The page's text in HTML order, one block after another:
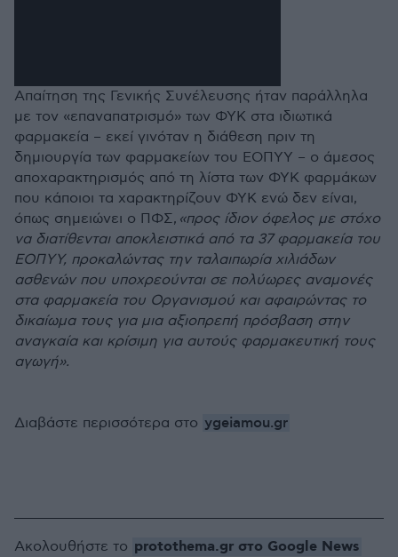
Απαίτηση της Γενικής Συνέλευσης ήταν παράλληλα
με τον «επαναπατρισμό» των ΦΥΚ στα ιδιωτικά
φαρμακεία – εκεί γινόταν η διάθεση πριν τη
δημιουργία των φαρμακείων του ΕΟΠΥΥ – ο άμεσος
αποχαρακτηρισμός από τη λίστα των ΦΥΚ φαρμάκων
που κάποιοι τα χαρακτηρίζουν ΦΥΚ ενώ δεν είναι,
όπως σημειώνει ο ΠΦΣ, «προς ίδιον όφελος με στόχο
να διατίθενται αποκλειστικά από τα 37 φαρμακεία του
ΕΟΠΥΥ, προκαλώντας την ταλαιπωρία χιλιάδων
ασθενών που υποχρεούνται σε πολύωρες αναμονές
στα φαρμακεία του Οργανισμού και αφαιρώντας το
δικαίωμα τους για μια αξιοπρεπή πρόσβαση στην
αναγκαία και κρίσιμη για αυτούς φαρμακευτική τους
αγωγή».
Διαβάστε περισσότερα στο ygeiamou.gr
Ακολουθήστε το protothema.gr στο Google News